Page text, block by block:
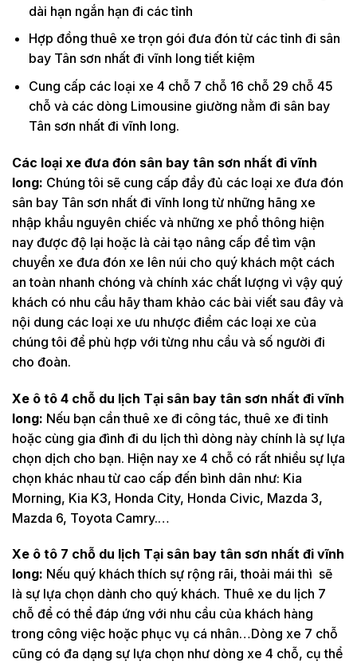
dài hạn ngắn hạn đi các tỉnh
Hợp đồng thuê xe trọn gói đưa đón từ các tỉnh đi sân
bay Tân sơn nhất đi vĩnh long tiết kiệm
Cung cấp các loại xe 4 chỗ 7 chỗ 16 chỗ 29 chỗ 45
chỗ và các dòng Limousine giường nằm đi sân bay
Tân sơn nhất đi vĩnh long.
Các loại xe đưa đón sân bay tân sơn nhất đi vĩnh
long: Chúng tôi sẽ cung cấp đầy đủ các loại xe đưa đón
sân bay Tân sơn nhất đi vĩnh long từ những hãng xe
nhập khẩu nguyên chiếc và những xe phổ thông hiện
nay được độ lại hoặc là cải tạo nâng cấp để tìm vận
chuyển xe đưa đón xe lên núi cho quý khách một cách
an toàn nhanh chóng và chính xác chất lượng vì vậy quý
khách có nhu cầu hãy tham khảo các bài viết sau đây và
nội dung các loại xe ưu nhược điểm các loại xe của
chúng tôi để phù hợp với từng nhu cầu và số người đi
cho đoàn.
Xe ô tô 4 chỗ du lịch Tại sân bay tân sơn nhất đi vĩnh
long: Nếu bạn cần thuê xe đi công tác, thuê xe đi tỉnh
hoặc cùng gia đình đi du lịch thì dòng này chính là sự lựa
chọn dịch cho bạn. Hiện nay xe 4 chỗ có rất nhiều sự lựa
chọn khác nhau từ cao cấp đến bình dân như: Kia
Morning, Kia K3, Honda City, Honda Civic, Mazda 3,
Mazda 6, Toyota Camry.…
Xe ô tô 7 chỗ du lịch Tại sân bay tân sơn nhất đi vĩnh
long: Nếu quý khách thích sự rộng rãi, thoải mái thì sẽ
là sự lựa chọn dành cho quý khách. Thuê xe du lịch 7
chỗ để có thể đáp ứng với nhu cầu của khách hàng
trong công việc hoặc phục vụ cá nhân…Dòng xe 7 chỗ
cũng có đa dạng sự lựa chọn như dòng xe 4 chỗ, cụ thể